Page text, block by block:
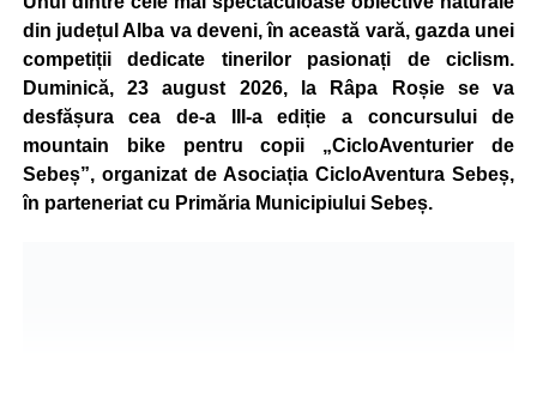
din județul Alba va deveni, în această vară, gazda unei
competiții dedicate tinerilor pasionați de ciclism.
Duminică, 23 august 2026, la Râpa Roșie se va
desfășura cea de-a III-a ediție a concursului de
mountain bike pentru copii „CicloAventurier de
Sebeș”, organizat de Asociația CicloAventura Sebeș,
în parteneriat cu Primăria Municipiului Sebeș.